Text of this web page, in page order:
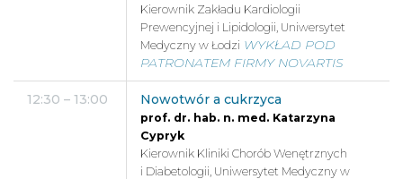
Kierownik Zakładu Kardiologii
Prewencyjnej i Lipidologii, Uniwersytet
Medyczny w Łodzi WYKŁAD POD
PATRONATEM FIRMY NOVARTIS
12:30 – 13:00 Nowotwór a cukrzyca
prof. dr. hab. n. med. Katarzyna
Cypryk
Kierownik Kliniki Chorób Wenętrznych
i Diabetologii, Uniwersytet Medyczny w